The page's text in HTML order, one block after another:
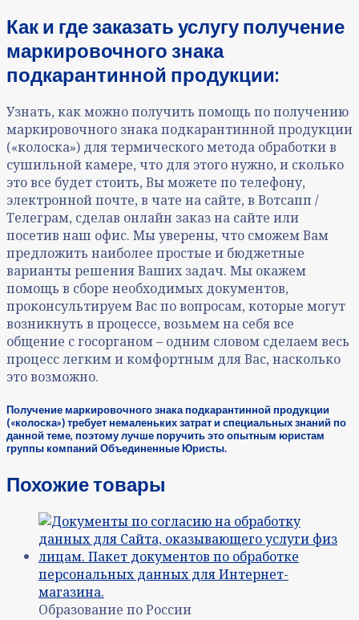
Как и где заказать услугу получение
маркировочного знака
подкарантинной продукции:
Узнать, как можно получить помощь по получению
маркировочного знака подкарантинной продукции
(«колоска») для термического метода обработки в
сушильной камере, что для этого нужно, и сколько
это все будет стоить, Вы можете по телефону,
электронной почте, в чате на сайте, в Вотсапп /
Телеграм, сделав онлайн заказ на сайте или
посетив наш офис. Мы уверены, что сможем Вам
предложить наиболее простые и бюджетные
варианты решения Ваших задач. Мы окажем
помощь в сборе необходимых документов,
проконсультируем Вас по вопросам, которые могут
возникнуть в процессе, возьмем на себя все
общение с госорганом – одним словом сделаем весь
процесс легким и комфортным для Вас, насколько
это возможно.
Получение маркировочного знака подкарантинной продукции
(«колоска») требует немаленьких затрат и специальных знаний по
данной теме, поэтому лучше поручить это опытным юристам
группыкомпаний Объединенные Юристы.
Похожие товары
Образование по России